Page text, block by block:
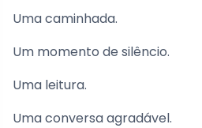
Uma caminhada.
Um momento de silêncio.
Uma leitura.
Uma conversa agradável.